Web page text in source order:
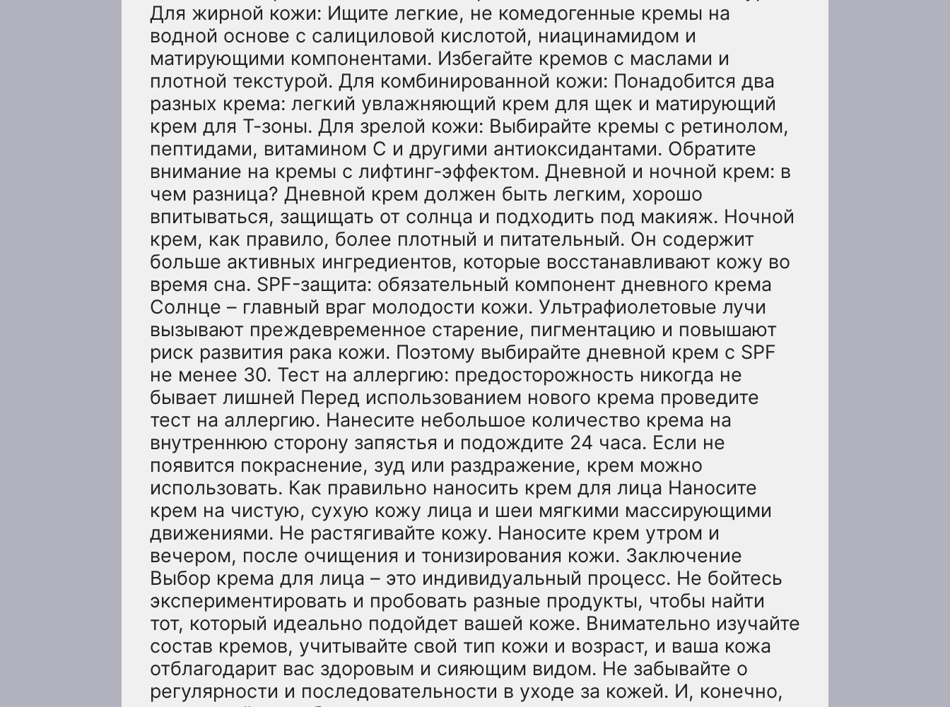
Для жирной кожи: Ищите легкие, не комедогенные кремы на
водной основе с салициловой кислотой, ниацинамидом и
матирующими компонентами. Избегайте кремов с маслами и
плотной текстурой. Для комбинированной кожи: Понадобится два
разных крема: легкий увлажняющий крем для щек и матирующий
крем для Т-зоны. Для зрелой кожи: Выбирайте кремы с ретинолом,
пептидами, витамином С и другими антиоксидантами. Обратите
внимание на кремы с лифтинг-эффектом. Дневной и ночной крем: в
чем разница? Дневной крем должен быть легким, хорошо
впитываться, защищать от солнца и подходить под макияж. Ночной
крем, как правило, более плотный и питательный. Он содержит
больше активных ингредиентов, которые восстанавливают кожу во
время сна. SPF-защита: обязательный компонент дневного крема
Солнце – главный враг молодости кожи. Ультрафиолетовые лучи
вызывают преждевременное старение, пигментацию и повышают
риск развития рака кожи. Поэтому выбирайте дневной крем с SPF
не менее 30. Тест на аллергию: предосторожность никогда не
бывает лишней Перед использованием нового крема проведите
тест на аллергию. Нанесите небольшое количество крема на
внутреннюю сторону запястья и подождите 24 часа. Если не
появится покраснение, зуд или раздражение, крем можно
использовать. Как правильно наносить крем для лица Наносите
крем на чистую, сухую кожу лица и шеи мягкими массирующими
движениями. Не растягивайте кожу. Наносите крем утром и
вечером, после очищения и тонизирования кожи. Заключение
Выбор крема для лица – это индивидуальный процесс. Не бойтесь
экспериментировать и пробовать разные продукты, чтобы найти
тот, который идеально подойдет вашей коже. Внимательно изучайте
состав кремов, учитывайте свой тип кожи и возраст, и ваша кожа
отблагодарит вас здоровым и сияющим видом. Не забывайте о
регулярности и последовательности в уходе за кожей. И, конечно,